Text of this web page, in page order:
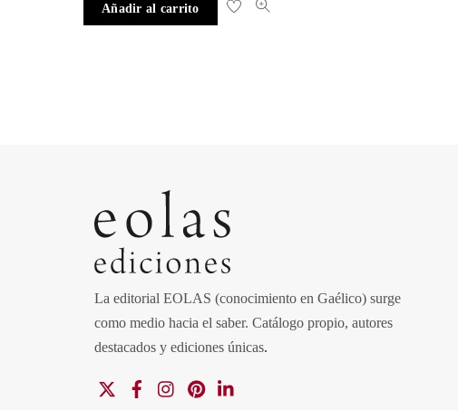
Añadir al carrito
La editorial EOLAS (conocimiento en Gaélico) surge
como medio hacia el saber. Catálogo propio, autores
destacados y ediciones únicas.
FacebookInstagramPinterest